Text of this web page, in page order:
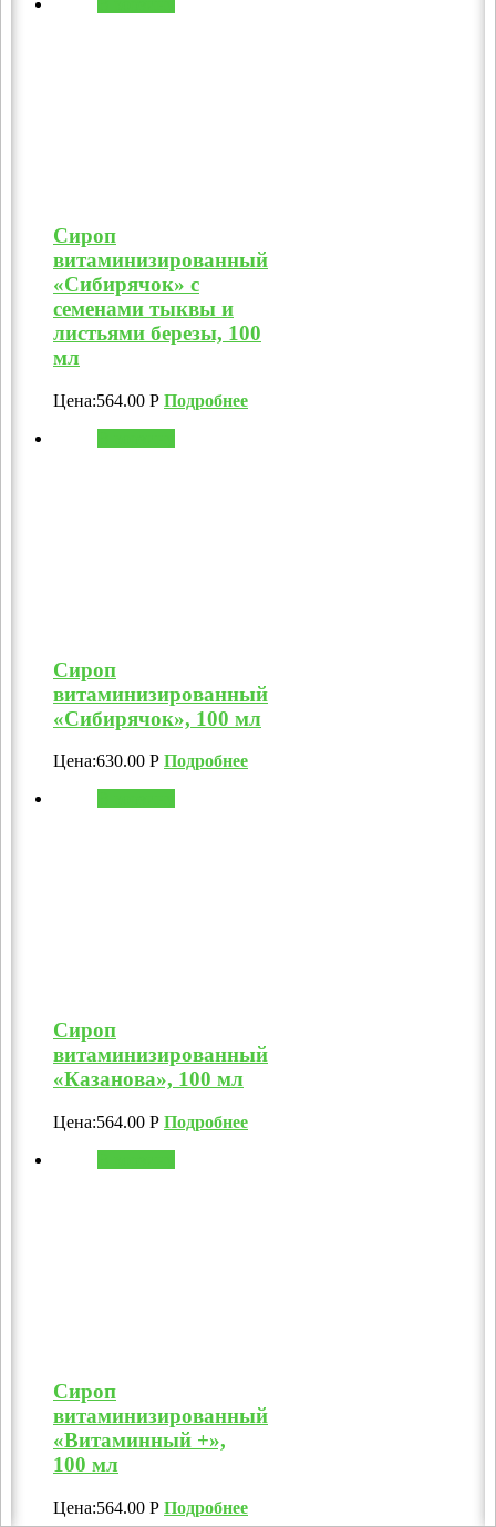
Сироп
витаминизированный
«Сибирячок» с
семенами тыквы и
листьями березы, 100
мл
Цена:564.00 Р Подробнее
Сироп
витаминизированный
«Сибирячок», 100 мл
Цена:630.00 Р Подробнее
Сироп
витаминизированный
«Казанова», 100 мл
Цена:564.00 Р Подробнее
Сироп
витаминизированный
«Витаминный +»,
100 мл
Цена:564.00 Р Подробнее